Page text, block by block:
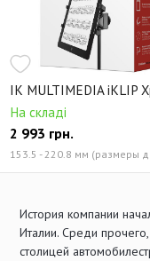
IK MULTIMEDIA iKLIP
На складі
2 993 грн.
История компании
Италии. Среди
столицей